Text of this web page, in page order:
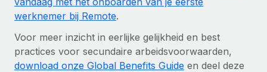
werknemer bij Remote.
Voor meer inzicht in eerlijke gelijkheid en best
practices voor secundaire arbeidsvoorwaarden,
download onze Global Benefits Guide en deel deze